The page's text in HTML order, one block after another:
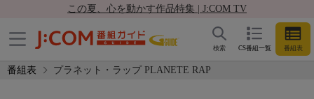
この夏、心を動かす作品特集 | J:COM TV
CS番組一覧 番組表
検索
番組表 プラネット・ラップ PLANETE RAP